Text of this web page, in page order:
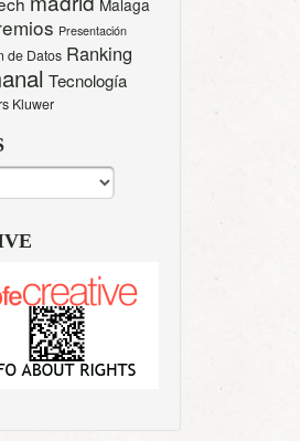
Malaga
Presentación
de Datos Ranking
Tecnología
Kluwer